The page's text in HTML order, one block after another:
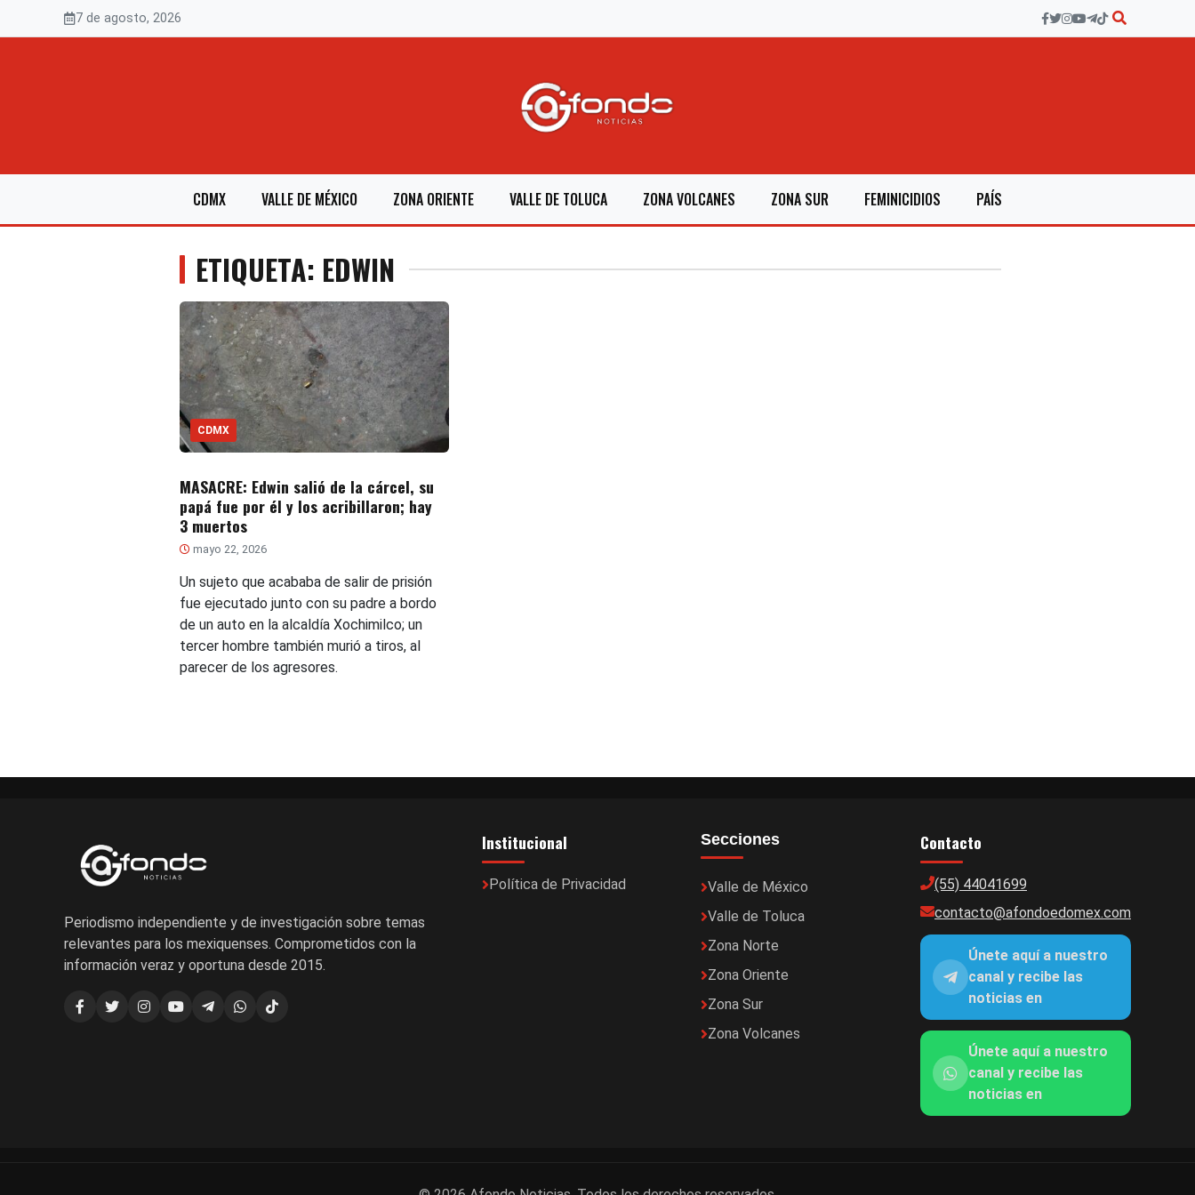
7 de agosto, 2026
CDMX VALLE DE MÉXICO ZONA ORIENTE VALLE DE TOLUCA ZONA VOLCANES ZONA SUR FEMINICIDIOS PAÍS
ETIQUETA: EDWIN
CDMX
MASACRE: Edwin salió de la cárcel, su
papá fue por él y los acribillaron; hay
3 muertos
mayo 22, 2026
Un sujeto que acababa de salir de prisión
fue ejecutado junto con su padre a bordo
de un auto en la alcaldía Xochimilco; un
tercer hombre también murió a tiros, al
parecer de los agresores.
Periodismo independiente y de investigación sobre temas
relevantes para los mexiquenses. Comprometidos con la
información veraz y oportuna desde 2015.
Institucional
Política de Privacidad
Secciones
Valle de México
Valle de Toluca
Zona Norte
Zona Oriente
Zona Sur
Zona Volcanes
Contacto
(55) 44041699
contacto@afondoedomex.com
Únete aquí a nuestro
canal y recibe las
noticias en
Únete aquí a nuestro
canal y recibe las
noticias en